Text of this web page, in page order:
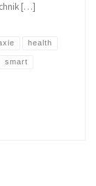
[…]
health
smart